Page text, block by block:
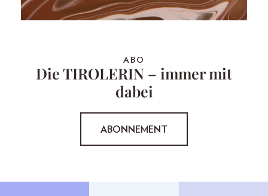
ABO
Die TIROLERIN – immer mit
dabei
ABONNEMENT